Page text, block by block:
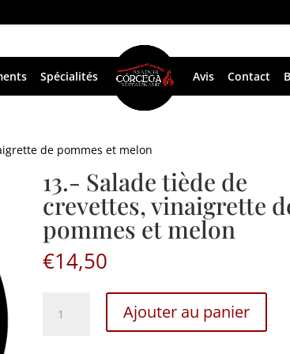
Spécialités Avis Contact
de pommes et melon
13.- Salade tiède de
crevettes, vinaigrette
pommes et melon
€14,50
Salade
Ajouter au panier